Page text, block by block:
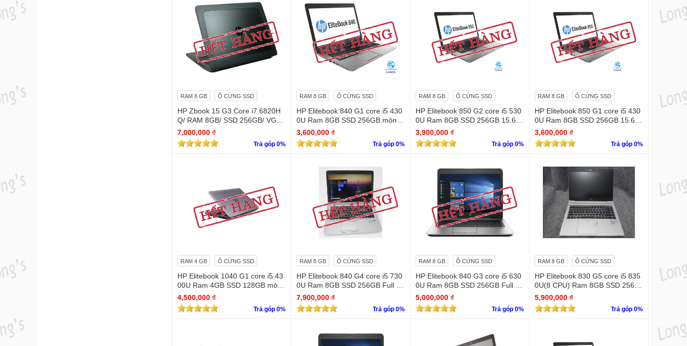
RAM 8 GB Ổ CỨNG SSD
HP Zbook 15 G3 Core i7 6820H
Q/ RAM 8GB/ SSD 256GB/ VGA
Quadro M2000M/ FHD IPS
7,000,000 ₫
Trả góp 0%
RAM 8 GB Ổ CỨNG SSD
HP Elitebook 840 G1 core i5 430
0U Ram 8GB SSD 256GB mỏng,
đẹp
3,600,000 ₫
Trả góp 0%
RAM 8 GB Ổ CỨNG SSD
HP Elitebook 850 G2 core i5 530
0U Ram 8GB SSD 256GB 15.6"
mỏng - đẹp
3,900,000 ₫
Trả góp 0%
RAM 8 GB Ổ CỨNG SSD
HP Elitebook 850 G1 core i5 430
0U Ram 8GB SSD 256GB 15.6"
mỏng - đẹp
3,600,000 ₫
Trả góp 0%
RAM 4 GB Ổ CỨNG SSD
HP Elitebook 1040 G1 core i5 43
00U Ram 4GB SSD 128GB mỏn
g, đẹp
4,500,000 ₫
Trả góp 0%
RAM 8 GB Ổ CỨNG SSD
HP Elitebook 840 G4 core i5 730
0U Ram 8GB SSD 256GB Full H
D (1920 x 1080)
7,900,000 ₫
Trả góp 0%
RAM 8 GB Ổ CỨNG SSD
HP Elitebook 840 G3 core i5 630
0U Ram 8GB SSD 256GB Full H
D Touch
5,000,000 ₫
Trả góp 0%
RAM 8 GB Ổ CỨNG SSD
HP Elitebook 830 G5 core i5 835
0U(8 CPU) Ram 8GB SSD 256G
B Full HD (1920 x 1080)
5,900,000 ₫
Trả góp 0%